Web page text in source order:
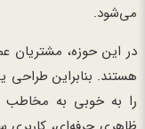
می‌شود.
در این حوزه، مشتریان
هستند. بنابراین
را به خوبی به مخاطب